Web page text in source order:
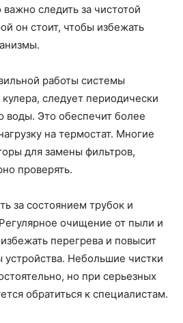
следить за чистотой
он стоит, чтобы избежать
работы системы
следует периодически
воды. Это обеспечит более
на термостат. Многие
для замены фильтров,
проверять.
за состоянием трубок и
очищение от пыли и
перегрева и повысит
устройства. Небольшие чистки
но при серьезных
обратиться к специалистам.